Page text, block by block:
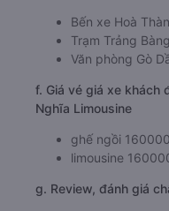
Bến xe Hoà
Trạm Trảng
Văn phòng Gò
f. Giá vé giá xe khách
Nghĩa Limousine
ghế ngồi
limousine
g. Review, đánh giá